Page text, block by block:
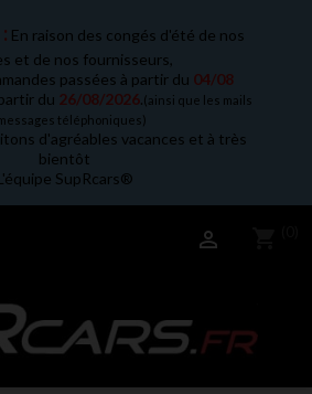
En raison des congés d'été de nos
et de nos fournisseurs,
passées à partir du 04/08
du 26/08/2026.(ainsi que les mails
téléphoniques)
d'agréables vacances et à très
bientôt
SupRcars®
